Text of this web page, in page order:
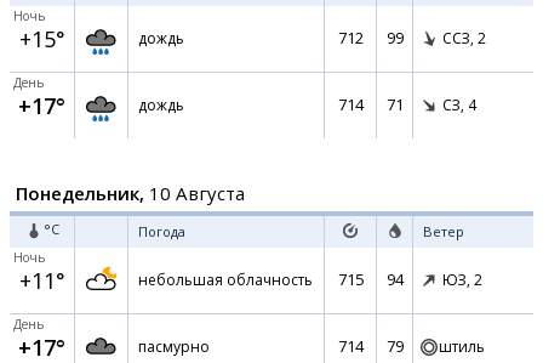
Ночь
+15° дождь 712 99 ССЗ, 2
День
+17° дождь 714 71 СЗ, 4
Понедельник, 10 Августа
°C Погода Ветер
Ночь
+11° небольшая облачность 715 94 ЮЗ, 2
День
+17° пасмурно 714 79 штиль